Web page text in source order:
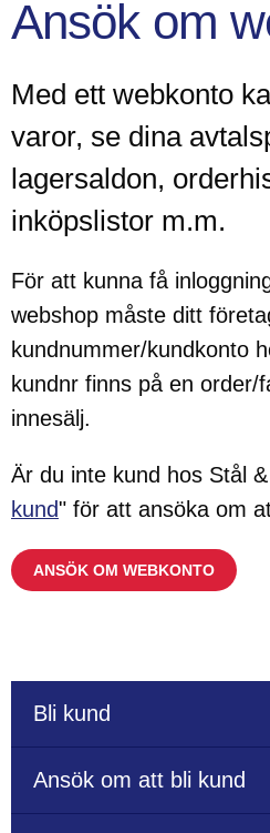
Ansök om
Med ett webkonto
varor, se dina
lagersaldon,
inköpslistor m.m.
För att kunna få
webshop måste ditt
kundnummer/kundkonto
kundnr finns på en order/
innesälj.
Är du inte kund hos Stål
kund" för att ansöka om
ANSÖK OM WEBKONTO
Bli kund
Ansök om att bli kund